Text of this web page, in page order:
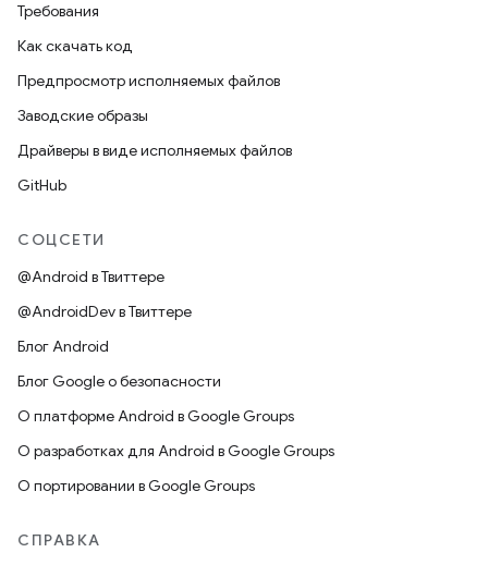
Требования
Как скачать код
Предпросмотр исполняемых файлов
Заводские образы
Драйверы в виде исполняемых файлов
GitHub
СОЦСЕТИ
@Android в Твиттере
@AndroidDev в Твиттере
Блог Android
Блог Google о безопасности
О платформе Android в Google Groups
О разработках для Android в Google Groups
О портировании в Google Groups
СПРАВКА